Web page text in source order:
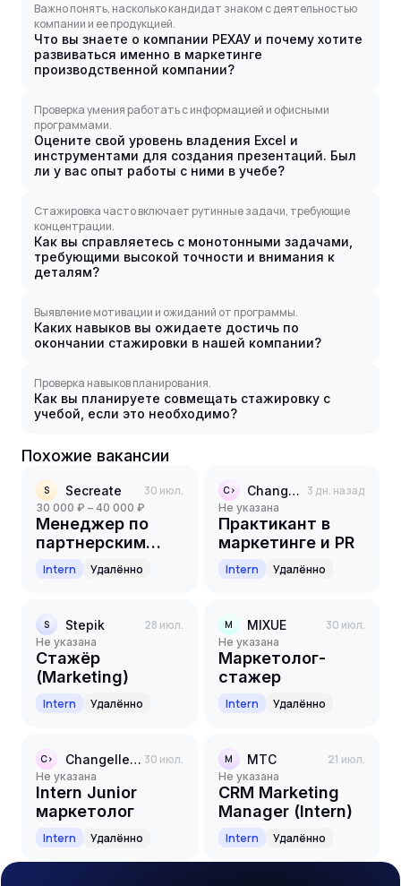
Важно понять, насколько кандидат знаком с деятельностью
компании и ее продукцией.
Что вы знаете о компании РЕХАУ и почему хотите
развиваться именно в маркетинге
производственной компании?
Проверка умения работать с информацией и офисными
программами.
Оцените свой уровень владения Excel и
инструментами для создания презентаций. Был
ли у вас опыт работы с ними в учебе?
Стажировка часто включает рутинные задачи, требующие
концентрации.
Как вы справляетесь с монотонными задачами,
требующими высокой точности и внимания к
деталям?
Выявление мотивации и ожиданий от программы.
Каких навыков вы ожидаете достичь по
окончании стажировки в нашей компании?
Проверка навыков планирования.
Как вы планируете совмещать стажировку с
учебой, если это необходимо?
Похожие вакансии
S Secreate 30 июл.
30 000 ₽ – 40 000 ₽
Менеджер по
партнерским
программам
(стажер)
Intern Удалённо
C> Changellenge >> 3 дн. назад
Не указана
Практикант в
маркетинге и PR
Intern Удалённо
S Stepik 28 июл.
Не указана
Стажёр
(Marketing)
Intern Удалённо
M MIXUE 30 июл.
Не указана
Маркетолог-
стажер
Intern Удалённо
C> Changellenge >> 30 июл.
Не указана
Intern Junior
маркетолог
Intern Удалённо
М МТС 21 июл.
Не указана
CRM Marketing
Manager (Intern)
Intern Удалённо